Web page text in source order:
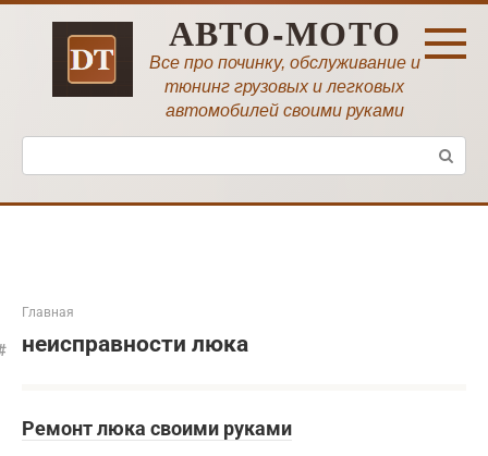
Перейти
АВТО-МОТО
Все про починку, обслуживание и
тюнинг грузовых и легковых
автомобилей своими руками
Поиск:
Главная
неисправности люка
Ремонт люка своими руками